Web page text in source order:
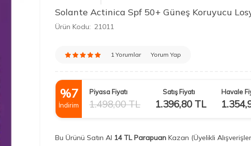
Solante Actinica Spf 50+ Güneş Koruyucu
Ürün Kodu: 21011
1 Yorumlar Yorum Yap
%7
İndirim
Piyasa Fiyatı
1.498,00TL
Satış Fiyatı
1.396,80TL
Havale
Bu Ürünü Satın Al 14 TL Parapuan Kazan (Üyelikli